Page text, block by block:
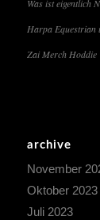
Was ist eigentlich
Harpa Equestrian
Zai Merch Hoddie
archive
November
Oktober 2023
Juli 2023